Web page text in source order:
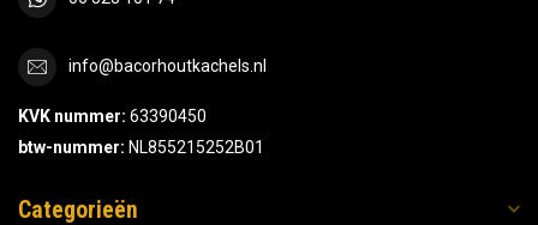
info@bacorhoutkachels.nl
KVK nummer: 63390450
btw-nummer: NL855215252B01
Categorieën